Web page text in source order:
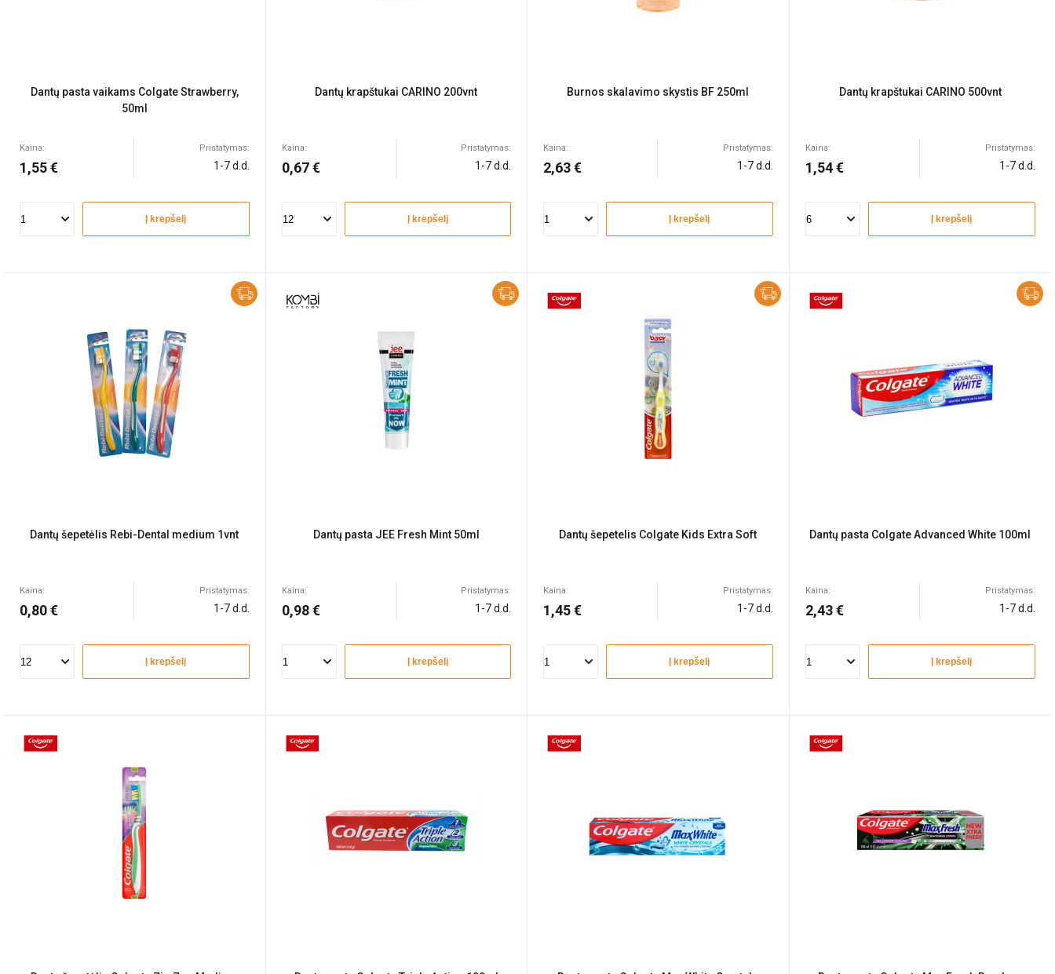
Dantų pasta vaikams Colgate Strawberry,
50ml
Kaina:
1,55 €
Pristatymas:
1-7 d.d.
Į krepšelį
Dantų krapštukai CARINO 200vnt
Kaina:
0,67 €
Pristatymas:
1-7 d.d.
Į krepšelį
Burnos skalavimo skystis BF 250ml
Kaina:
2,63 €
Pristatymas:
1-7 d.d.
Į krepšelį
Dantų krapštukai CARINO 500vnt
Kaina:
1,54 €
Pristatymas:
1-7 d.d.
Į krepšelį
Dantų šepetėlis Rebi-Dental medium 1vnt
Kaina:
0,80 €
Pristatymas:
1-7 d.d.
Į krepšelį
Dantų pasta JEE Fresh Mint 50ml
Kaina:
0,98 €
Pristatymas:
1-7 d.d.
Į krepšelį
Dantų šepetelis Colgate Kids Extra Soft
Kaina:
1,45 €
Pristatymas:
1-7 d.d.
Į krepšelį
Dantų pasta Colgate Advanced White 100ml
Kaina:
2,43 €
Pristatymas:
1-7 d.d.
Į krepšelį